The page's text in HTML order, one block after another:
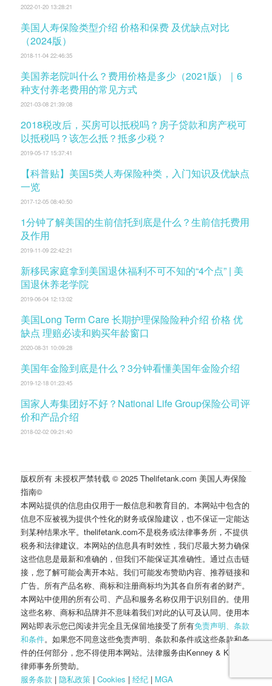
2022-01-20 13:28:21
美国人寿保险类型介绍 价格和保费 及优缺点对比
（2024版）
2018-11-04 22:46:35
美国养老院叫什么？费用价格是多少（2021版）｜6
种支付养老费用的常见方式
2021-03-08 21:39:08
2018税改后，买房可以抵税吗？房子贷款和房产税可
以抵税吗？该怎么抵？抵多少税？
2019-05-17 15:37:41
【科普贴】美国5类人寿保险种类，入门知识及优缺点
一览
2017-12-05 08:40:50
1分钟了解美国的生前信托到底是什么？生前信托费用
及作用
2019-11-09 22:42:21
新移民家庭拿到美国退休福利不可不知的“4个点” | 美
国退休养老学院
2019-06-04 12:13:02
美国Long Term Care 长期护理保险险种介绍 价格 优
缺点 理赔必读和购买年龄窗口
2020-08-31 10:09:28
美国年金险到底是什么？3分钟看懂美国年金险介绍
2019-12-18 01:23:45
国家人寿集团好不好？National Life Group保险公司评
价和产品介绍
2018-02-02 09:21:40
版权所有 未授权严禁转载 © 2025 Thelifetank.com 美国人寿保险
指南©️
本网站提供的信息由仅用于一般信息和教育目的。本网站中包含的
信息不应被视为提供个性化的财务或保险建议，也不保证一定能达
到某种结果水平。thelifetank.com不是税务或法律事务所，不提供
税务和法律建议。本网站的信息具有时效性，我们尽最大努力确保
这些信息是最新和准确的，但我们不能保证其准确性。通过点击链
接，您了解可能会离开本站。我们可能发布赞助内容、推荐链接和
广告。所有产品名称、商标和注册商标均为其各自所有者的财产。
本网站中使用的所有公司、产品和服务名称仅用于识别目的。使用
这些名称、商标和品牌并不意味着我们对此的认可及认同。使用本
网站即表示您已阅读并完全且无保留地接受了所有免责声明、条款
和条件。如果您不同意这些免责声明、条款和条件或这些条款和条
件的任何部分，您不得使用本网站。法律服务由Kenney & Kropff
律师事务所赞助。
服务条款 | 隐私政策 | Cookies | 经纪 | MGA